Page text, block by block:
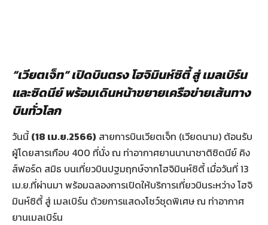
“เวียตเจ็ท” เปิดบินตรง โฮจิมินห์ซิตี้ สู่ เมลเบิร์น
และซิดนีย์พร้อมเดินหน้าขยายเครือข่ายเส้นทาง
บินทั่วโลก
วันนี้(18 เม.ย.2566) สายการบินเวียตเจ็ท (เวียดนาม) ต้อนรับ
ผู้โดยสารเกือบ 400 ที่นั่ง ณ ท่าอากาศยานนานาชาติซิดนีย์ คิง
ส์ฟอร์ด สมิธ บนเที่ยวบินปฐมฤกษ์จากโฮจิมินห์ซิตี้ เมื่อวันที่ 13
เม.ย.ที่ผ่านมา พร้อมฉลองการเปิดให้บริการเที่ยวบินระหว่าง โฮจิ
มินห์ซิตี้ สู่ เมลเบิร์น ด้วยการแสดงโชว์ชุดพิเศษ ณ ท่าอากาศ
ยานเมลเบิร์น